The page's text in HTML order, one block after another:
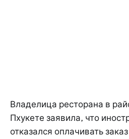
Владелица ресторана в
Пхукете заявила, что
отказался оплачивать